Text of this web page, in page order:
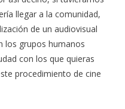
llegar a la comunidad,
de un audiovisual
los grupos humanos
con los que quieras
procedimiento de cine